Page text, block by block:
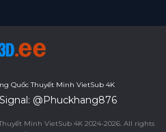
Quốc Thuyết Minh VietSub 4K
@Phuckhang876
Minh VietSub 4K 2024-2026. All rights